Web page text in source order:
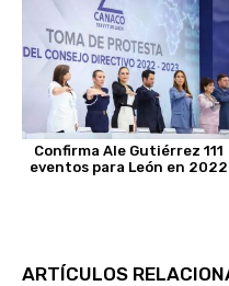
Confirma Ale Gutiérrez 111
eventos para León en 2022
ARTÍCULOS